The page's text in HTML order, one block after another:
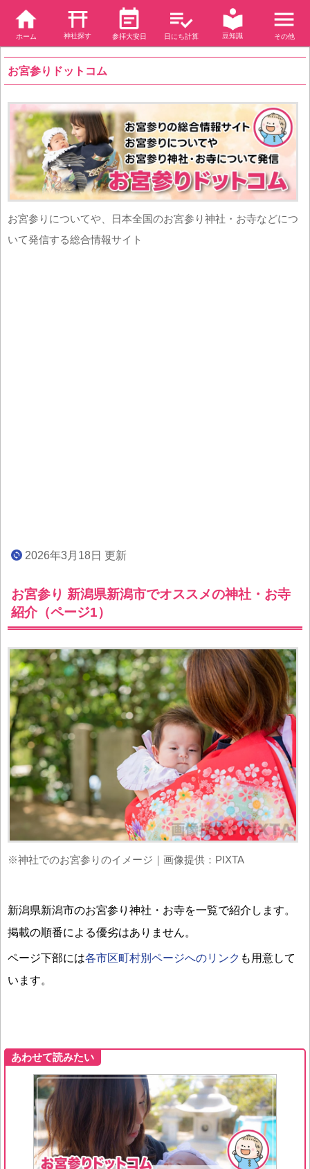
ホーム 神社探す 参拝大安日 日にち計算 豆知識 その他
お宮参りドットコム
お宮参りについてや、日本全国のお宮参り神社・お寺などにつ
いて発信する総合情報サイト
2026年3月18日 更新
お宮参り 新潟県新潟市でオススメの神社・お寺
紹介（ページ1）
※神社でのお宮参りのイメージ｜画像提供：PIXTA
新潟県新潟市のお宮参り神社・お寺を一覧で紹介します。
掲載の順番による優劣はありません。
ページ下部には各市区町村別ページへのリンク も用意して
います。
あわせて読みたい